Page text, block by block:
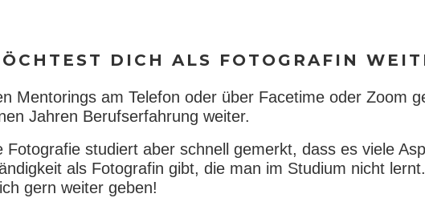
DICH ALS FOTOGRAFIN
Mentorings am Telefon oder über Facetime oder Zoom
Jahren Berufserfahrung weiter.
Fotografie studiert aber schnell gemerkt, dass es viele
als Fotografin gibt, die man im Studium nicht
gern weiter geben!